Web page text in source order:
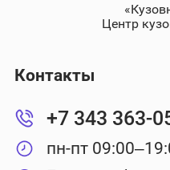
Центр
Контакты
+7 343 363-
пн-пт